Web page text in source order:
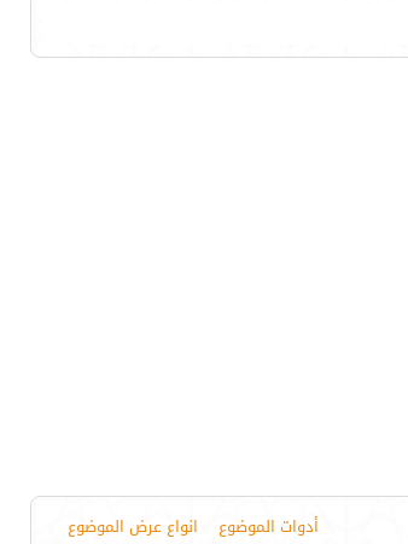
أدوات الموضوع انواع عرض الموضوع